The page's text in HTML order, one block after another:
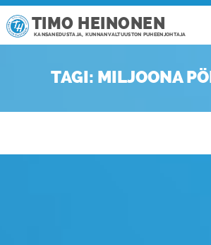
TIMO HEINONEN
KANSANEDUSTAJA, KUNNANVALTUUSTON PUHEENJOHTAJA
TAGI: MILJOONA